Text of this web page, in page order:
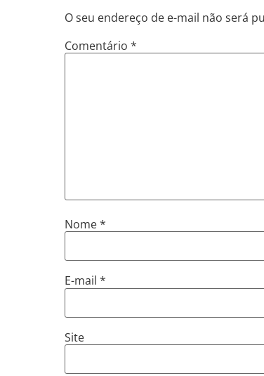
O seu endereço de e-mail não será
Comentário *
Nome*
E-mail *
Site